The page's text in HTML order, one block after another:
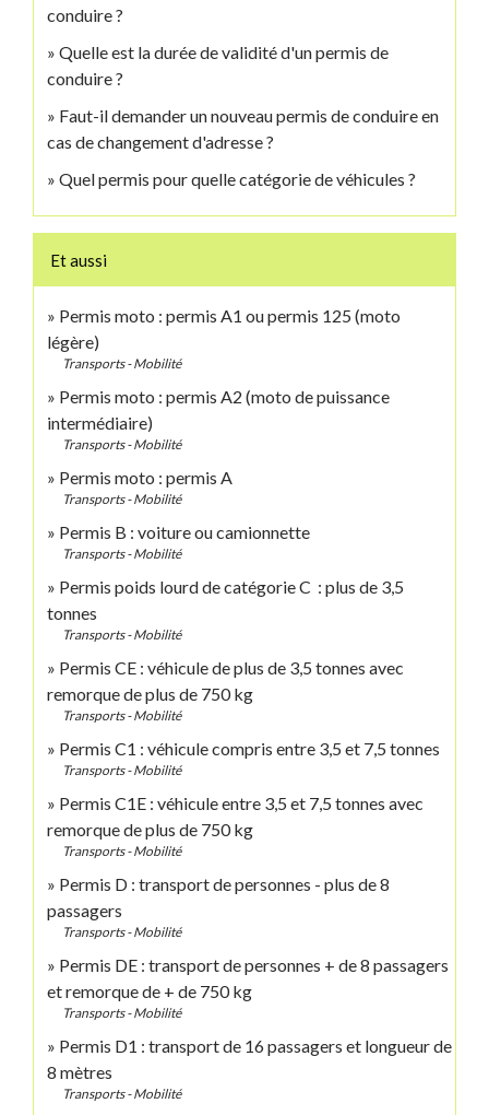
conduire ?
Quelle est la durée de validité d'un permis de
conduire ?
Faut-il demander un nouveau permis de conduire en
cas de changement d'adresse ?
Quel permis pour quelle catégorie de véhicules ?
Et aussi
Permis moto : permis A1 ou permis 125 (moto
légère)
Transports - Mobilité
Permis moto : permis A2 (moto de puissance
intermédiaire)
Transports - Mobilité
Permis moto : permis A
Transports - Mobilité
Permis B : voiture ou camionnette
Transports - Mobilité
Permis poids lourd de catégorie C : plus de 3,5
tonnes
Transports - Mobilité
Permis CE : véhicule de plus de 3,5 tonnes avec
remorque de plus de 750 kg
Transports - Mobilité
Permis C1 : véhicule compris entre 3,5 et 7,5 tonnes
Transports - Mobilité
Permis C1E : véhicule entre 3,5 et 7,5 tonnes avec
remorque de plus de 750 kg
Transports - Mobilité
Permis D : transport de personnes - plus de 8
passagers
Transports - Mobilité
Permis DE : transport de personnes + de 8 passagers
et remorque de + de 750 kg
Transports - Mobilité
Permis D1 : transport de 16 passagers et longueur de
8 mètres
Transports - Mobilité